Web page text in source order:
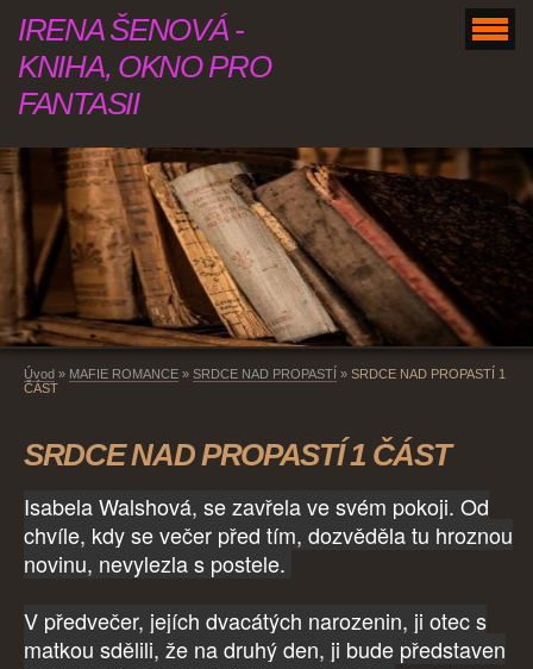
IRENA ŠENOVÁ -
KNIHA, OKNO PRO
FANTASII
Úvod » MAFIE ROMANCE » SRDCE NAD PROPASTÍ » SRDCE NAD PROPASTÍ 1
ČÁST
SRDCE NAD PROPASTÍ 1 ČÁST
Isabela Walshová, se zavřela ve svém pokoji. Od
chvíle, kdy se večer před tím, dozvěděla tu hroznou
novinu, nevylezla s postele.
V předvečer, jejích dvacátých narozenin, ji otec s
matkou sdělili, že na druhý den, ji bude představen